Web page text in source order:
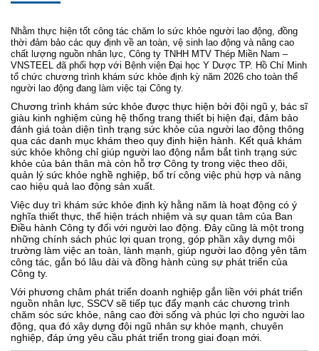
Nhằm thực hiện tốt công tác chăm lo sức khỏe người lao động, đồng
thời đảm bảo các quy định về an toàn, vệ sinh lao động và nâng cao
chất lượng nguồn nhân lực, Công ty TNHH MTV Thép Miền Nam –
VNSTEEL đã phối hợp với Bệnh viện Đại học Y Dược TP. Hồ Chí Minh
tổ chức chương trình khám sức khỏe định kỳ năm 2026 cho toàn thể
người lao động đang làm việc tại Công ty.
Chương trình khám sức khỏe được thực hiện bởi đội ngũ y, bác sĩ
giàu kinh nghiệm cùng hệ thống trang thiết bị hiện đại, đảm bảo
đánh giá toàn diện tình trạng sức khỏe của người lao động thông
qua các danh mục khám theo quy định hiện hành. Kết quả khám
sức khỏe không chỉ giúp người lao động nắm bắt tình trạng sức
khỏe của bản thân mà còn hỗ trợ Công ty trong việc theo dõi,
quản lý sức khỏe nghề nghiệp, bố trí công việc phù hợp và nâng
cao hiệu quả lao động sản xuất.
Việc duy trì khám sức khỏe định kỳ hằng năm là hoạt động có ý
nghĩa thiết thực, thể hiện trách nhiệm và sự quan tâm của Ban
Điều hành Công ty đối với người lao động. Đây cũng là một trong
những chính sách phúc lợi quan trọng, góp phần xây dựng môi
trường làm việc an toàn, lành mạnh, giúp người lao động yên tâm
công tác, gắn bó lâu dài và đồng hành cùng sự phát triển của
Công ty.
Với phương châm phát triển doanh nghiệp gắn liền với phát triển
nguồn nhân lực, SSCV sẽ tiếp tục đẩy mạnh các chương trình
chăm sóc sức khỏe, nâng cao đời sống và phúc lợi cho người lao
động, qua đó xây dựng đội ngũ nhân sự khỏe mạnh, chuyên
nghiệp, đáp ứng yêu cầu phát triển trong giai đoạn mới.